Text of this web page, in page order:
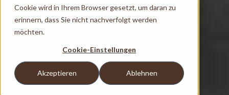
Cookie wird in Ihrem Browser gesetzt, um daran zu
erinnern, dass Sie nicht nachverfolgt werden
möchten.
Cookie-Einstellungen
Akzeptieren Ablehnen